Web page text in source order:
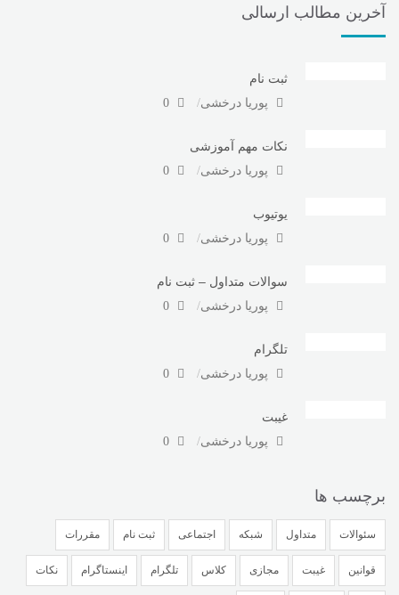
آخرین مطالب ارسالی
ثبت نام
پوریا درخشی
نکات مهم آموزشی
پوریا درخشی
یوتیوب
پوریا درخشی
سوالات متداول – ثبت نام
پوریا درخشی
تلگرام
پوریا درخشی
غیبت
پوریا درخشی
برچسب ها
سئوالات متداول شبکه اجتماعی ثبت نام مقررات
قوانین غیبت مجازی کلاس تلگرام اینستاگرام نکات